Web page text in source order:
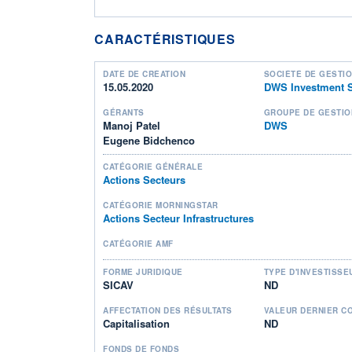
CARACTÉRISTIQUES
DATE DE CRÉATION
15.05.2020
SOCIÉTÉ DE
DWS Investment
GÉRANTS
Manoj Patel
Eugene Bidchenco
GROUPE DE
DWS
CATÉGORIE GÉNÉRALE
Actions Secteurs
CATÉGORIE MORNINGSTAR
Actions Secteur Infrastructures
CATÉGORIE AMF
FORME JURIDIQUE
SICAV
TYPE
ND
AFFECTATION DES RÉSULTATS
Capitalisation
VALEUR DERNIER
ND
FONDS DE FONDS